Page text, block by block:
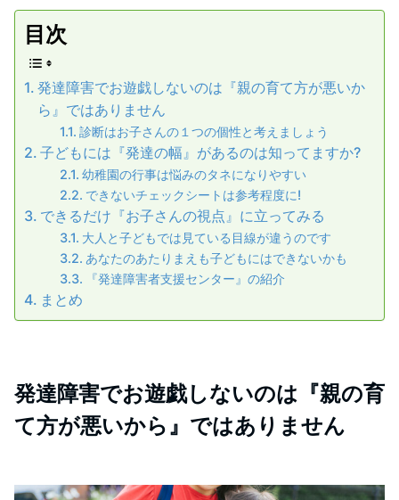
目次
発達障害でお遊戯しないのは『親の育て方が悪いか
ら』ではありません
診断はお子さんの１つの個性と考えましょう
子どもには『発達の幅』があるのは知ってますか?
幼稚園の行事は悩みのタネになりやすい
できないチェックシートは参考程度に!
できるだけ『お子さんの視点』に立ってみる
大人と子どもでは見ている目線が違うのです
あなたのあたりまえも子どもにはできないかも
『発達障害者支援センター』の紹介
まとめ
発達障害でお遊戯しないのは『親の育
て方が悪いから』ではありません